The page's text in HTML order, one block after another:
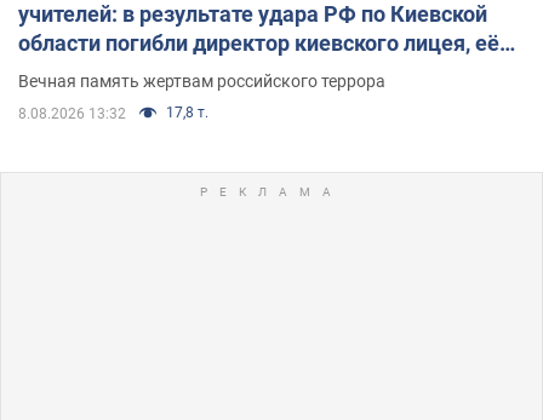
учителей: в результате удара РФ по Киевской
области погибли директор киевского лицея, её
муж и внук
Вечная память жертвам российского террора
8.08.2026 13:32 17,8 т.